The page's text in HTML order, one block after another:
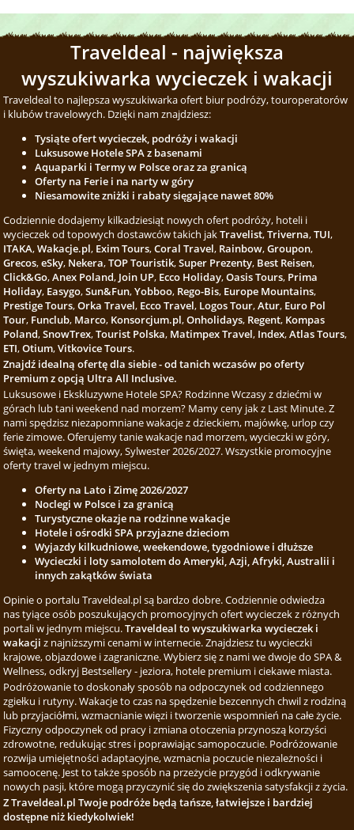
Traveldeal - największa
wyszukiwarka wycieczek i wakacji
Traveldeal to najlepsza wyszukiwarka ofert biur podróży, touroperatorów
i klubów travelowych. Dzięki nam znajdziesz:
Tysiąte ofert wycieczek, podróży i wakacji
Luksusowe Hotele SPA z basenami
Aquaparki i Termy w Polsce oraz za granicą
Oferty na Ferie i na narty w góry
Niesamowite zniżki i rabaty sięgające nawet 80%
Codziennie dodajemy kilkadziesiąt nowych ofert podróży, hoteli i
wycieczek od topowych dostawców takich jakTravelist,Triverna,TUI,
ITAKA,Wakacje.pl, Exim Tours,Coral Travel, Rainbow,Groupon,
Grecos,eSky, Nekera,TOP Touristik,Super Prezenty, Best Reisen,
Click&Go,Anex Poland, Join UP, Ecco Holiday,Oasis Tours, Prima
Holiday, Easygo,Sun&Fun,Yobboo, Rego-Bis, Europe Mountains,
Prestige Tours,Orka Travel, Ecco Travel, Logos Tour,Atur, Euro Pol
Tour, Funclub, Marco, Konsorcjum.pl,Onholidays, Regent, Kompas
Poland,SnowTrex,Tourist Polska, Matimpex Travel, Index,Atlas Tours,
ETI,Otium,Vitkovice Tours.
Znajdź idealną ofertę dla siebie - od tanich wczasów po oferty
Premium z opcją Ultra All Inclusive.
Luksusowe i Ekskluzywne Hotele SPA? Rodzinne Wczasy z dziećmi w
górach lub tani weekend nad morzem? Mamy ceny jak z Last Minute. Z
nami spędzisz niezapomniane wakacje z dzieckiem, majówkę, urlop czy
ferie zimowe. Oferujemy tanie wakacje nad morzem, wycieczki w góry,
święta, weekend majowy, Sylwester 2026/2027. Wszystkie promocyjne
oferty travel w jednym miejscu.
Oferty na Lato i Zimę 2026/2027
Noclegi w Polsce i za granicą
Turystyczne okazje na rodzinne wakacje
Hotele i ośrodki SPA przyjazne dzieciom
Wyjazdy kilkudniowe, weekendowe, tygodniowe i dłuższe
Wycieczki i loty samolotem do Ameryki, Azji, Afryki, Australii i
innych zakątków świata
Opinie o portalu Traveldeal.pl są bardzo dobre. Codziennie odwiedza
nas tyiące osób poszukujących promocyjnych ofert wycieczek z różnych
portali w jednym miejscu.Traveldeal to wyszukiwarka wycieczek i
wakacji z najniższymi cenami w internecie. Znajdziesz tu wycieczki
krajowe, objazdowe i zagraniczne. Wybierz się z nami we dwoje do SPA &
Wellness, odkryj Bestsellery - jeziora, hotele premium i ciekawe miasta.
Podróżowanie to doskonały sposób na odpoczynek od codziennego
zgiełku i rutyny. Wakacje to czas na spędzenie bezcennych chwil z rodziną
lub przyjaciółmi, wzmacnianie więzi i tworzenie wspomnień na całe życie.
Fizyczny odpoczynek od pracy i zmiana otoczenia przynoszą korzyści
zdrowotne, redukując stres i poprawiając samopoczucie. Podróżowanie
rozwija umiejętności adaptacyjne, wzmacnia poczucie niezależności i
samoocenę. Jest to także sposób na przeżycie przygód i odkrywanie
nowych pasji, które mogą przyczynić się do zwiększenia satysfakcji z życia.
Z Traveldeal.pl Twoje podróże będą tańsze, łatwiejsze i bardziej
dostępne niż kiedykolwiek!